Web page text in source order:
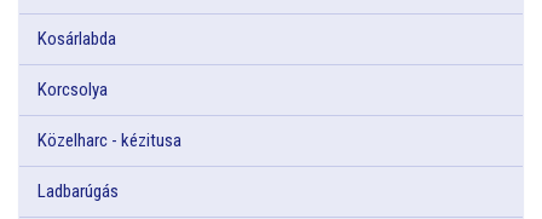
Kosárlabda
Korcsolya
Közelharc - kézitusa
Ladbarúgás